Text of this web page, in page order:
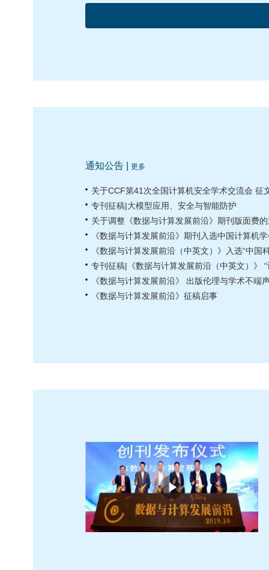
通知公告 |更多
关于CCF第41次全国计算机安全学术交流会 征
专刊征稿|大模型应用、安全与智能防护
关于调整《数据与计算发展前沿》期刊版面费
《数据与计算发展前沿》期刊入选中国计算机
《数据与计算发展前沿（中英文）》入选“中国
专刊征稿|《数据与计算发展前沿（中英文）》
《数据与计算发展前沿》 出版伦理与学术不端
《数据与计算发展前沿》征稿启事